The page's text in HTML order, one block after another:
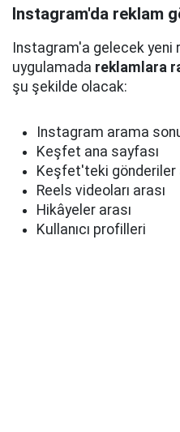
Instagram'da reklam
Instagram'a gelecek
uygulamada reklamlara
şu şekilde olacak:
Instagram arama
Keşfet ana sayfası
Keşfet'teki gönderiler
Reels videoları arası
Hikâyeler arası
Kullanıcı profilleri